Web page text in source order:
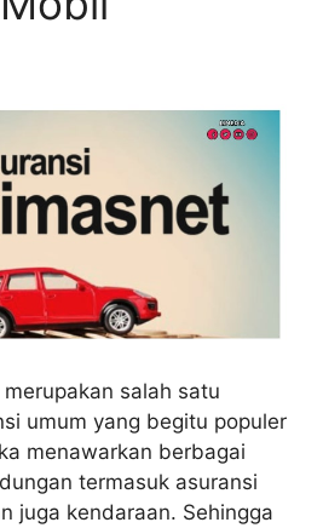
salah satu
umum yang begitu populer
menawarkan berbagai
termasuk asuransi
juga kendaraan. Sehingga